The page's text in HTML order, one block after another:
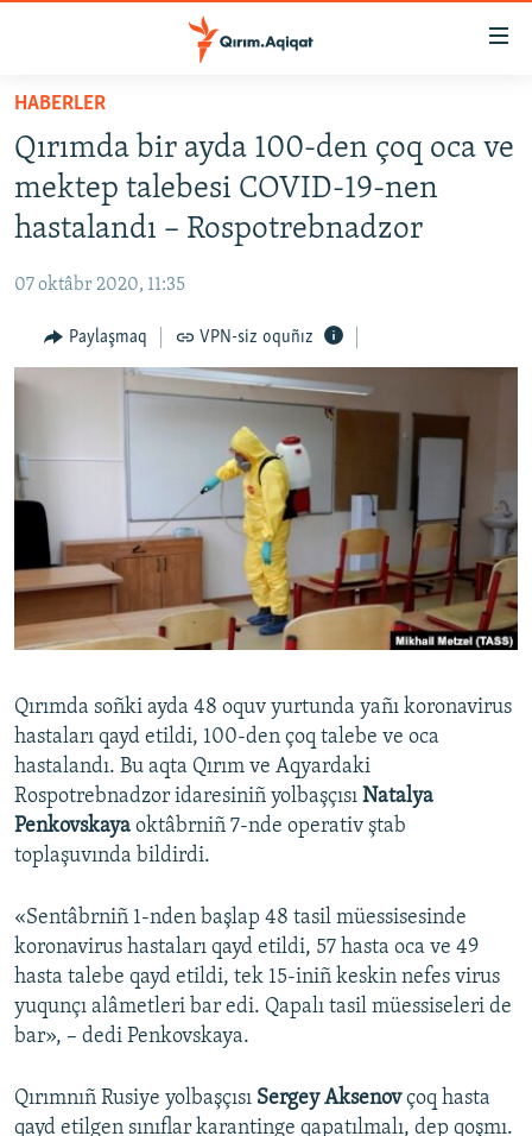
Esas
qaytmaq
Baş
navigatsiyağa
qaytmaq
Qıdıruvğa
HABERLER
SİYASET
İQTİSADİYAT
MEDENİYET
İNSAN AQLARI
VİDEO
BLOGLAR
FİKİR
Русский
Українською
RFE/RS bütün saytları
HABERLER
Qırımda bir ayda 100-den çoq oca ve
mektep talebesi COVID-19-nen
hastalandı – Rospotrebnadzor
07 oktâbr 2020, 11:35
Paylaşmaq VPN-siz oquñız
Qırımda soñki ayda 48 oquv yurtunda yañı koronavirus
hastaları qayd etildi, 100-den çoq talebe ve oca
hastalandı. Bu aqta Qırım ve Aqyardaki
Rospotrebnadzor idaresiniñ yolbaşçısı Natalya
Penkovskaya oktâbrniñ 7-nde operativ ştab
toplaşuvında bildirdi.
«Sentâbrniñ 1-nden başlap 48 tasil müessisesinde
koronavirus hastaları qayd etildi, 57 hasta oca ve 49
hasta talebe qayd etildi, tek 15-iniñ keskin nefes virus
yuqunçı alâmetleri bar edi. Qapalı tasil müessiseleri de
bar», – dedi Penkovskaya.
Qırımnıñ Rusiye yolbaşçısı Sergey Aksenovçoq hasta
qayd etilgen sınıflar karantinge qapatılmalı, dep qoşmı.